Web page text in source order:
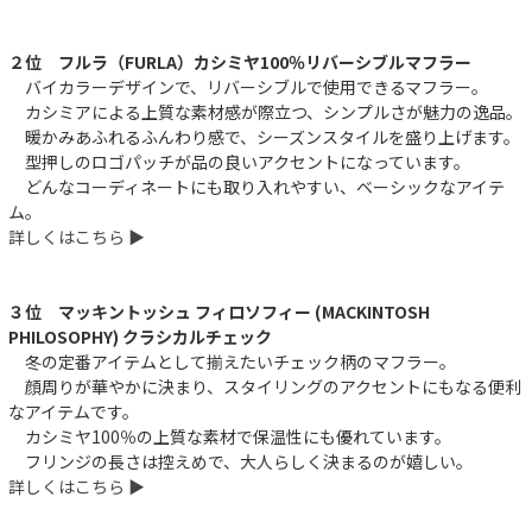
件
２位 フルラ（FURLA）カシミヤ100％リバーシブルマフラー
バイカラーデザインで、リバーシブルで使用できるマフラー。
カシミアによる上質な素材感が際立つ、シンプルさが魅力の逸品。
暖かみあふれるふんわり感で、シーズンスタイルを盛り上げます。
型押しのロゴパッチが品の良いアクセントになっています。
どんなコーディネートにも取り入れやすい、ベーシックなアイテ
ム。
詳しくはこちら ▶︎
３位 マッキントッシュ フィロソフィー (MACKINTOSH
PHILOSOPHY) クラシカルチェック
冬の定番アイテムとして揃えたいチェック柄のマフラー。
顔周りが華やかに決まり、スタイリングのアクセントにもなる便利
なアイテムです。
カシミヤ100％の上質な素材で保温性にも優れています。
フリンジの長さは控えめで、大人らしく決まるのが嬉しい。
詳しくはこちら ▶︎